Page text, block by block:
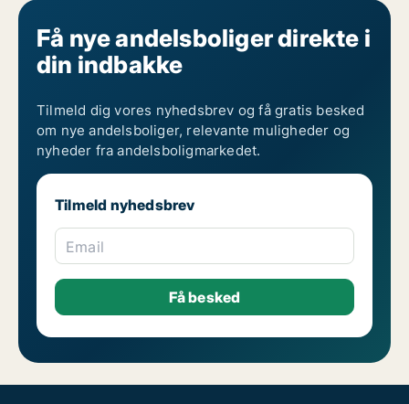
Få nye andelsboliger direkte i
din indbakke
Tilmeld dig vores nyhedsbrev og få gratis besked
om nye andelsboliger, relevante muligheder og
nyheder fra andelsboligmarkedet.
Tilmeld nyhedsbrev
Email